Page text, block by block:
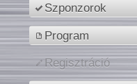
Szponzorok
Program
Regisztráció